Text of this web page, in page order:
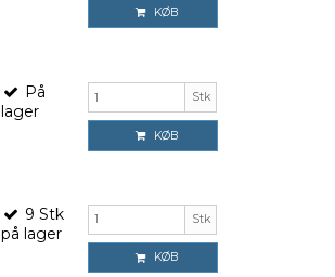
KØB
På
lager
Stk
KØB
9 Stk
på lager
Stk
KØB